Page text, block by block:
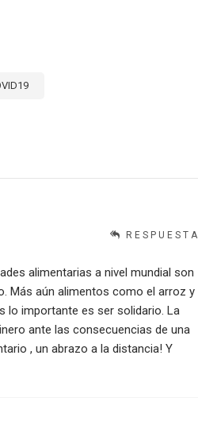
RESPUESTA
alimentarias a nivel mundial son
Más aún alimentos como el arroz y
lo importante es ser solidario. La
ante las consecuencias de una
, un abrazo a la distancia! Y